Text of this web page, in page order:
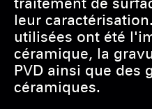
leur
utilisées ont été
céramique, la
PVD ainsi que des
céramiques.